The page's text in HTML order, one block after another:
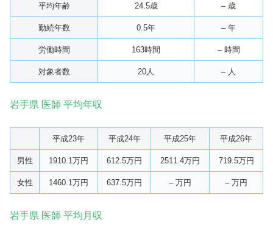
平均年齢 24.5歳 – 歳
勤続年数 0.5年 – 年
労働時間 163時間 – 時間
対象者数 20人 – 人
岩手県 医師 平均年収
平成23年 平成24年 平成25年 平成26年
男性 1910.1万円 612.5万円 2511.4万円 719.5万円
女性 1460.1万円 637.5万円 – 万円 – 万円
岩手県 医師 平均月収